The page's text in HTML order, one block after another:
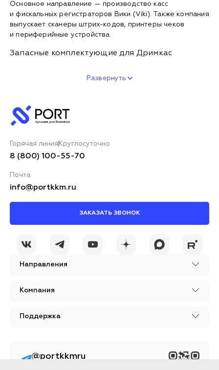
Основное направление — производство касс
и фискальных регистраторов Вики (Viki). Также компания
выпускает сканеры штрих-кодов, принтеры чеков
и периферийные устройства.
Запасные комплектующие для Дримкас
Развернуть
Направления
Компания
Поддержка
Горячая линия Круглосуточно
8 (800) 100-55-70
Почта
info@portkkm.ru
ЗАКАЗАТЬ ЗВОНОК
@portkkmru